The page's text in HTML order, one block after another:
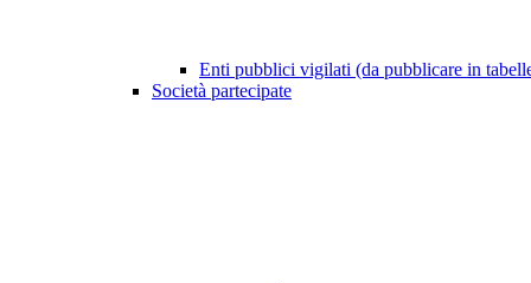
Enti pubblici vigilati (da pubblicare in
Società partecipate